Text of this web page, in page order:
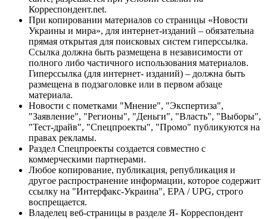
Корреспондент.net.
При копировании материалов со страницы «Новости
Украины и мира», для интернет-изданий – обязательна
прямая открытая для поисковых систем гиперссылка.
Ссылка должна быть размещена в независимости от
полного либо частичного использования материалов.
Гиперссылка (для интернет- изданий) – должна быть
размещена в подзаголовке или в первом абзаце
материала.
Новости с пометками "Мнение", "Экспертиза",
"Заявление", "Регионы", "Деньги", "Власть", "Выборы",
"Тест-драйв", "Спецпроекты", "Промо" публикуются на
правах рекламы.
Раздел Спецпроекты создается совместно с
коммерческими партнерами.
Любое копирование, публикация, републикация и
другое распространение информации, которое содержит
ссылку на "Интерфакс-Украина", EPA / UPG, строго
воспрещается.
Владелец веб-страницы в разделе Я- Корреспондент